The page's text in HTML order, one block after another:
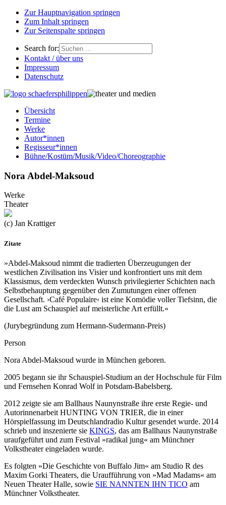
Zur Hauptnavigation springen
Zum Inhalt springen
Zur Seitenspalte springen
Search for:
Kontakt / über uns
Impressum
Datenschutz
Übersicht
Termine
Werke
Autor*innen
Regisseur*innen
Bühne/Kostüm/Musik/Video/Choreographie
Nora Abdel-Maksoud
Werke
Theater
(c) Jan Krattiger
Zitate
»Abdel-Maksoud nimmt die tradierten Überzeugungen der
westlichen Zivilisation ins Visier und konfrontiert uns mit dem
Klassismus, dem verdeckten Wunsch privilegierter Schichten nach
Selbstbehauptung gegenüber den Zumutungen einer offenen
Gesellschaft. ›Café Populaire‹ ist eine Komödie voller Tiefsinn, die
die Lust am Schauspiel auf meisterliche Art erfüllt.«
(Jurybegründung zum Hermann-Sudermann-Preis)
Person
Nora Abdel-Maksoud wurde in München geboren.
2005 begann sie ihr Schauspiel-Studium an der Hochschule für Film
und Fernsehen Konrad Wolf in Potsdam-Babelsberg.
2012 zeigte sie am Ballhaus Naunynstraße ihre erste Regie- und
Autorinnenarbeit HUNTING VON TRIER, die in einer
Hörspielfassung im Deutschlandradio Kultur gesendet wurde. 2014
schrieb und inszenierte sie KINGS, das am Ballhaus Naunynstraße
uraufgeführt und zum Festival »radikal jung« am Münchner
Volkstheater eingeladen wurde.
Es folgten »Die Geschichte von Buffalo Jim« am Studio R des
Maxim Gorki Theaters, die Uraufführung von »Mad Madams« am
Neuen Theater Halle, sowie SIE NANNTEN IHN TICO am
Münchner Volkstheater.